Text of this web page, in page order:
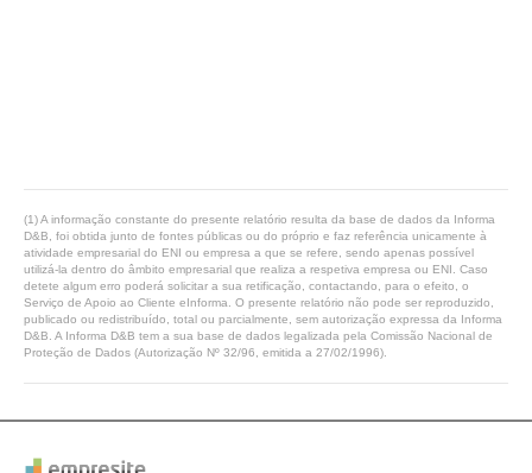
(1) A informação constante do presente relatório resulta da base de dados da Informa
D&B, foi obtida junto de fontes públicas ou do próprio e faz referência unicamente à
atividade empresarial do ENI ou empresa a que se refere, sendo apenas possível
utilizá-la dentro do âmbito empresarial que realiza a respetiva empresa ou ENI. Caso
detete algum erro poderá solicitar a sua retificação, contactando, para o efeito, o
Serviço de Apoio ao Cliente eInforma. O presente relatório não pode ser reproduzido,
publicado ou redistribuído, total ou parcialmente, sem autorização expressa da Informa
D&B. A Informa D&B tem a sua base de dados legalizada pela Comissão Nacional de
Proteção de Dados (Autorização Nº 32/96, emitida a 27/02/1996).